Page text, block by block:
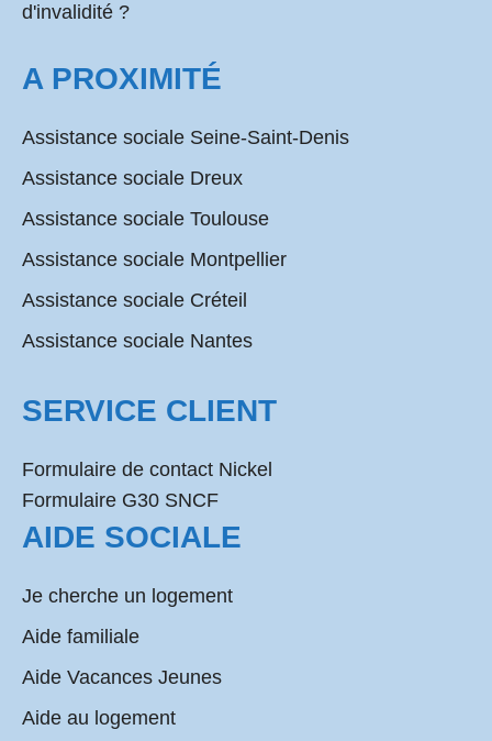
d'invalidité ?
A PROXIMITÉ
Assistance sociale Seine-Saint-Denis
Assistance sociale Dreux
Assistance sociale Toulouse
Assistance sociale Montpellier
Assistance sociale Créteil
Assistance sociale Nantes
SERVICE CLIENT
Formulaire de contact Nickel
Formulaire G30 SNCF
AIDE SOCIALE
Je cherche un logement
Aide familiale
Aide Vacances Jeunes
Aide au logement